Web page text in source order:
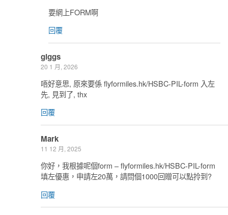
要網上FORM啊
回覆
giggs
20 1 月, 2026
唔好意思, 原來要係 flyformiles.hk/HSBC-PIL-form 入左
先, 見到了, thx
回覆
Mark
11 12 月, 2025
你好，我根據呢個form – flyformiles.hk/HSBC-PIL-form
填左優惠，申請左20萬，請問個1000回贈可以點拎到?
回覆